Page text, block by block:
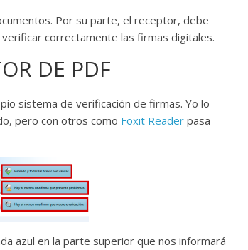
Por su parte, el receptor, debe
correctamente las firmas digitales.
DE PDF
sistema de verificación de firmas. Yo lo
pero con otros como Foxit Reader pasa
azul en la parte superior que nos informará